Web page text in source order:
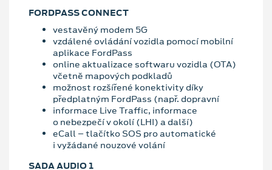
FORDPASS CONNECT
vestavěný modem 5G
vzdálené ovládání vozidla pomocí mobilní
aplikace FordPass
online aktualizace softwaru vozidla (OTA)
včetně mapových podkladů
možnost rozšířené konektivity díky
předplatným FordPass (např. dopravní
informace Live Traffic, informace
o nebezpečí v okolí (LHI) a další)
eCall – tlačítko SOS pro automatické
i vyžádané nouzové volání
SADA AUDIO 1